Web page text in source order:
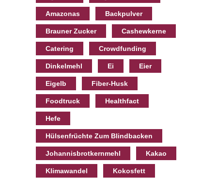
Amazonas Backpulver
Brauner Zucker Cashewkerne
Catering Crowdfunding
Dinkelmehl Ei Eier
Eigelb Fiber-Husk
Foodtruck Healthfact
Hefe
Hülsenfrüchte Zum Blindbacken
Johannisbrotkernmehl Kakao
Klimawandel Kokosfett